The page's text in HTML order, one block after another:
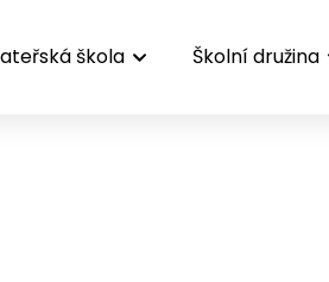
škola Školní družina